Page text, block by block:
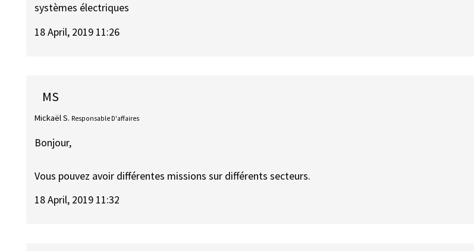
systèmes électriques
18 April, 2019 11:26
MS
Mickaël S. Responsable D'affaires
Bonjour,
Vous pouvez avoir différentes missions sur différents secteurs.
18 April, 2019 11:32